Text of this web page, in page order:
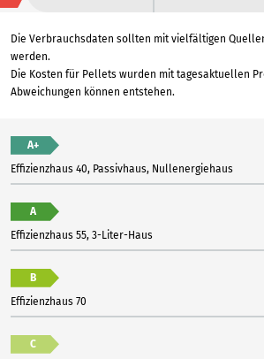
Die Verbrauchsdaten sollten mit vielfältigen
werden.
Die Kosten für Pellets wurden mit tagesaktuellen
Abweichungen können entstehen.
A+
Effizienzhaus 40, Passivhaus, Nullenergiehaus
A
Effizienzhaus 55, 3-Liter-Haus
B
Effizienzhaus 70
C